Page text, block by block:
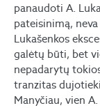
panaudoti A.
pateisinimą,
Lukašenkos
galėtų būti, bet
nepadarytų
tranzitas
Manyčiau, vien